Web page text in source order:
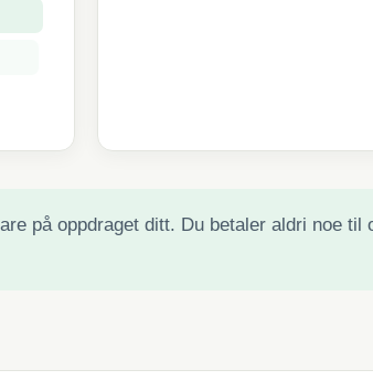
på oppdraget ditt. Du betaler aldri noe til